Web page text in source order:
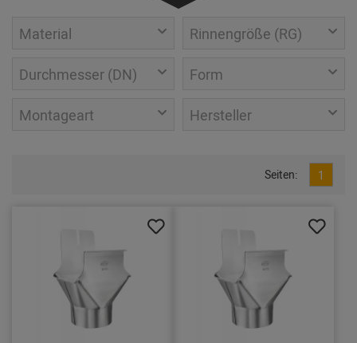
Material Rinnengröße (RG)
Durchmesser (DN) Form
Montageart Hersteller
Seiten: 1